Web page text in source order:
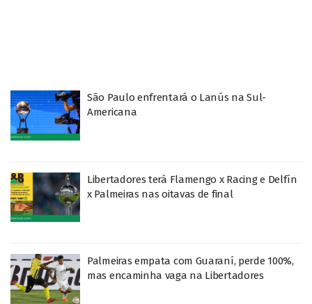
São Paulo enfrentará o Lanús na Sul-
Americana
Libertadores terá Flamengo x Racing e Delfín
x Palmeiras nas oitavas de final
Palmeiras empata com Guaraní, perde 100%,
mas encaminha vaga na Libertadores